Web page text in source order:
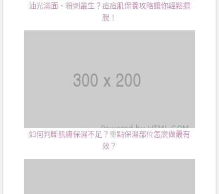
油光滿面、粉刺叢生？痘痘肌保養攻略讓你輕鬆擺
脫！
如何判斷肌膚保濕不足？重點保濕部位怎麼做最有
效？